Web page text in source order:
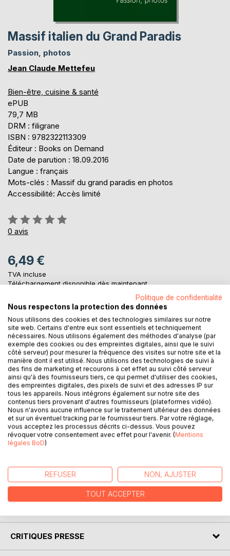
Massif italien du Grand Paradis
Passion, photos
Jean Claude Mettefeu
Bien-être, cuisine & santé
ePUB
79,7 MB
DRM : filigrane
ISBN : 9782322113309
Éditeur : Books on Demand
Date de parution : 18.09.2016
Langue : français
Mots-clés : Massif du grand paradis en photos
Accessibilité: Accès limité
Évaluation:
0%
0 avis
6,49 €
TVA incluse
Téléchargement disponible dès maintenant
AJOUTER AU PANIER
Ajouter à ma liste d'envies
Laisser un avis
DESCRIPTION
C'est en photos que je vous fait découvrir ce beau
massif...
CRITIQUES PRESSE
Politique de confidentialité
Nous respectons la protection des données
Nous utilisons des cookies et des technologies similaires sur notre
site web. Certains d'entre eux sont essentiels et techniquement
nécessaires. Nous utilisons également des méthodes d'analyse (par
exemple des cookies ou des empreintes digitales, ainsi que le suivi
côté serveur) pour mesurer la fréquence des visites sur notre site et la
manière dont il est utilisé. Nous utilisons des technologies de suivi à
des fins de marketing et recourons à cet effet au suivi côté serveur
ainsi qu'à des fournisseurs tiers, ce qui permet d'utiliser des cookies,
des empreintes digitales, des pixels de suivi et des adresses IP sur
tous les appareils. Nous intégrons également sur notre site des
contenus tiers provenant d'autres fournisseurs (plateformes vidéo).
Nous n'avons aucune influence sur le traitement ultérieur des données
et sur un éventuel tracking par le fournisseur tiers. Par votre réglage,
vous acceptez les processus décrits ci-dessus. Vous pouvez
révoquer votre consentement avec effet pour l'avenir. (Mentions
légales BoD)
REFUSER NON, AJUSTER
TOUT ACCEPTER